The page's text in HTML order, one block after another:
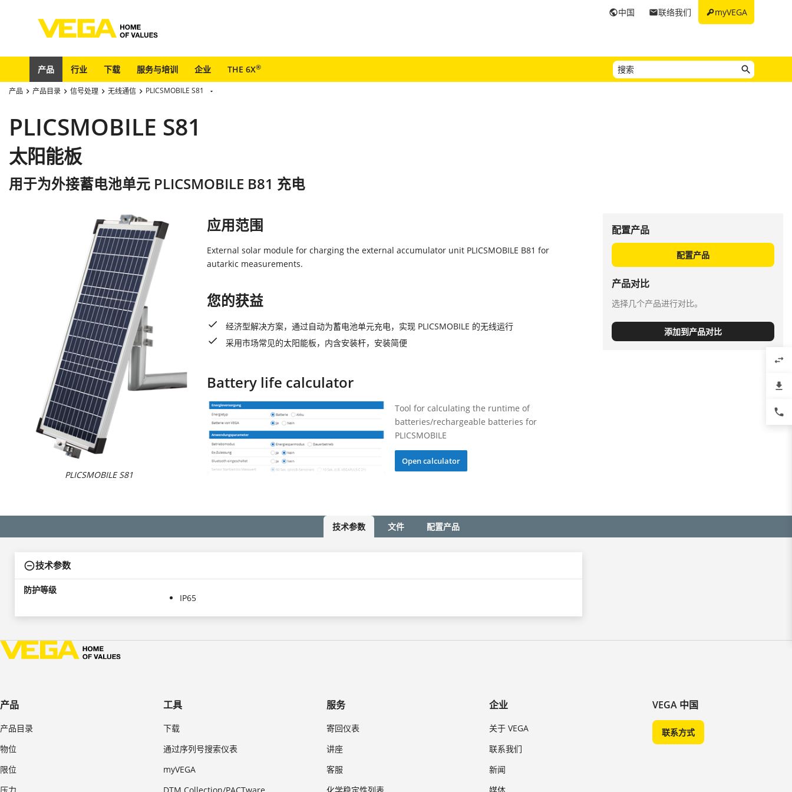
keymyVEGA
email联络我们
public中国
产品 行业 下载 服务与培训 企业 THE 6X®
产品 产品目录 信号处理 无线通信 PLICSMOBILE S81
PLICSMOBILE S81
太阳能板
用于为外接蓄电池单元 PLICSMOBILE B81 充电
PLICSMOBILE S81
应用范围
External solar module for charging the external accumulator unit PLICSMOBILE B81 for
autarkic measurements.
您的获益
经济型解决方案，通过自动为蓄电池单元充电，实现 PLICSMOBILE 的无线运行
采用市场常见的太阳能板，内含安装杆，安装简便
Battery life calculator
Tool for calculating the runtime of
batteries/rechargeable batteries for
PLICSMOBILE
Open calculator
配置产品
配置产品
产品对比
选择几个产品进行对比。
添加到产品对比
技术参数 文件 配置产品
技术参数
防护等级
IP65
产品
产品目录
物位
限位
工具
下载
通过序列号搜索仪表
myVEGA
服务
寄回仪表
讲座
客服
企业
关于 VEGA
联系我们
新闻
VEGA 中国
联系方式
swap_horiz
file_download
phone